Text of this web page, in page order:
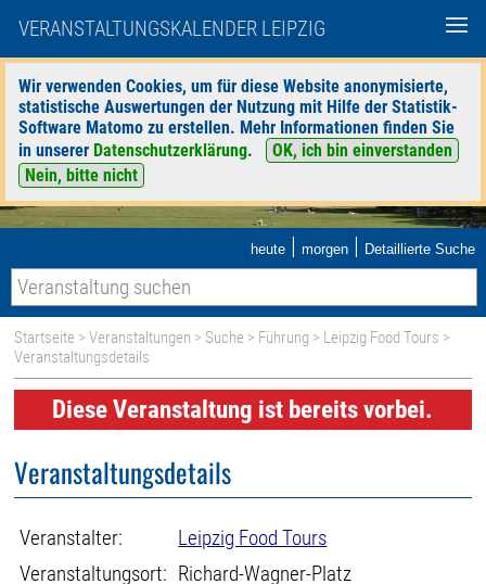
VERANSTALTUNGSKALENDER LEIPZIG
Wir verwenden Cookies, um für diese Website anonymisierte,
statistische Auswertungen der Nutzung mit Hilfe der Statistik-
Software Matomo zu erstellen. Mehr Informationen finden Sie
in unserer Datenschutzerklärung.
OK, ich bin einverstanden
Nein, bitte nicht
heute | morgen | Detaillierte Suche
Startseite >Veranstaltungen > Suche > Führung > Leipzig Food Tours >
Veranstaltungsdetails
Diese Veranstaltung ist bereits vorbei.
Veranstaltungsdetails
Veranstalter:
Leipzig Food Tours
Veranstaltungsort: Richard-Wagner-Platz